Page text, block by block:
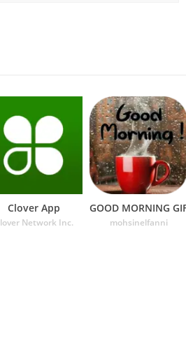
Clover App
Network Inc.
GOOD MORNING
mohsinelfanni